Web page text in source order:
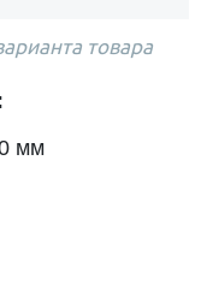
товара
мм